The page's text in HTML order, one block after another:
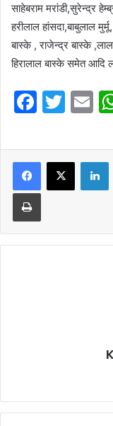
साहेबराम मरांडी,सुरेन्द्र
हरीलाल हांसदा,बाबुलाल
बास्के , राजेन्द्र बास्के
हिरालाल बास्के समेत आदि
F
c
e
b
o
o
T
itt
er
E
ai
l
Print